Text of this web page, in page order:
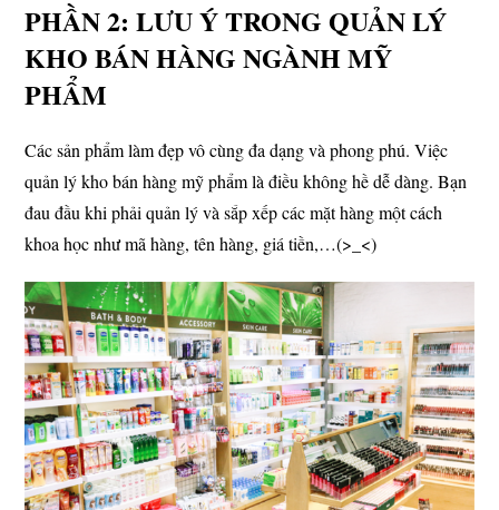
PHẦN 2: LƯU Ý TRONG QUẢN LÝ
KHO BÁN HÀNG NGÀNH MỸ
PHẨM
Các sản phẩm làm đẹp vô cùng đa dạng và phong phú. Việc
quản lý kho bán hàng mỹ phẩm là điều không hề dễ dàng. Bạn
đau đầu khi phải quản lý và sắp xếp các mặt hàng một cách
khoa học như mã hàng, tên hàng, giá tiền,…(>_<)